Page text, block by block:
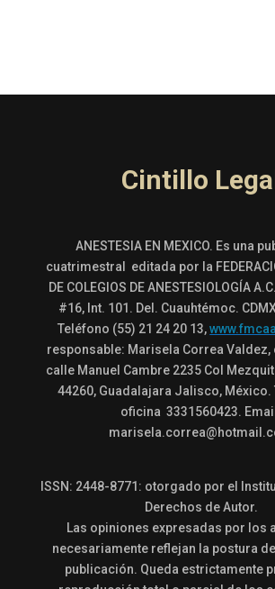
Cintillo
ANESTESIA EN MEXICO. Es una
cuatrimestral editada por la
DE COLEGIOS DE ANESTESIOLOGÍA
#16, Int. 101. Del. Cuauhtémoc.
Teléfono (55) 21 24 20 13,
responsable: Marisela Correa Valdez,
calle Manuel Cambre 2235 Col
44260, Guadalajara Jalisco, México.
oficina 3331560423.
ISSN: 2448-8771: otorgado por el
Derechos de Autor.
Las opiniones expresadas por los
necesariamente reflejan la postura
publicación. Queda estrictamente